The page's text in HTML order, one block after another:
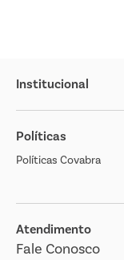
Institucional
Sobre o Covabra
Nossas Lojas
Cliente Bem Estar
Jornal de Ofertas
Transparência Salarial
Políticas
Políticas Covabra
Atendimento
Fale Conosco